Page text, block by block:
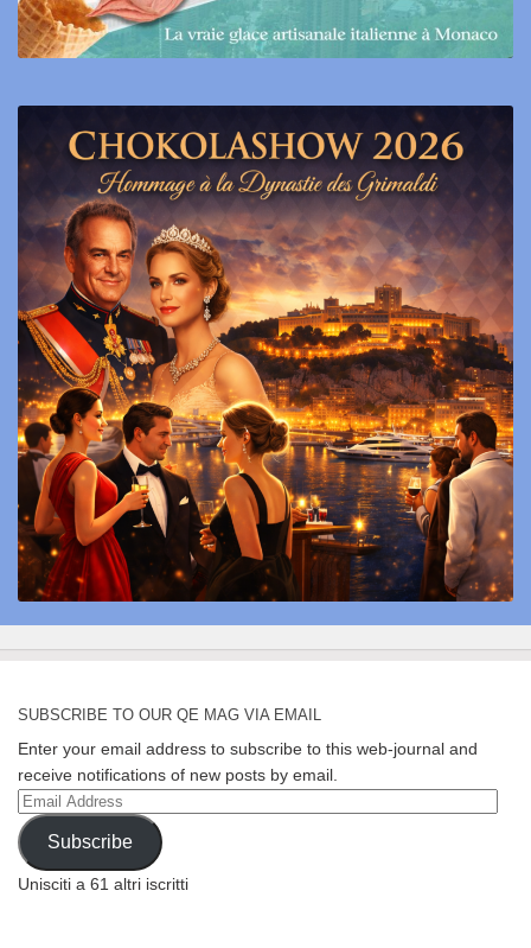
SUBSCRIBE TO OUR QE MAG VIA EMAIL
Enter your email address to subscribe to this web-journal and
receive notifications of new posts by email.
Email
Address
Subscribe
Unisciti a 61 altri iscritti